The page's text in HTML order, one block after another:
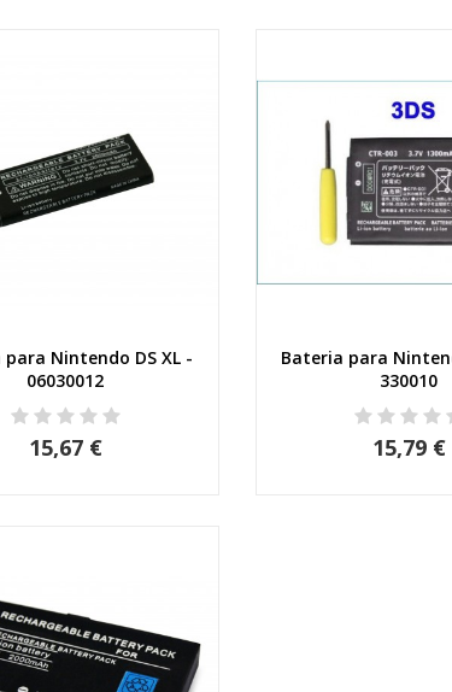
Vista rápida
Nintendo DS XL -
06030012
15,67 €
Vista
Bateria para
330010
15,79 €